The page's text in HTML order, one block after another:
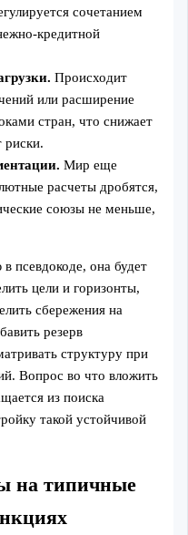
сочетанием
Происходит
или расширение
стран, что снижает
риски.
Мир еще
расчеты дробятся,
союзы не меньше,
псевдокоде, она будет
цели и горизонты,
сбережения на
резерв
структуру при
Вопрос во что вложить
из поиска
такой устойчивой
на типичные